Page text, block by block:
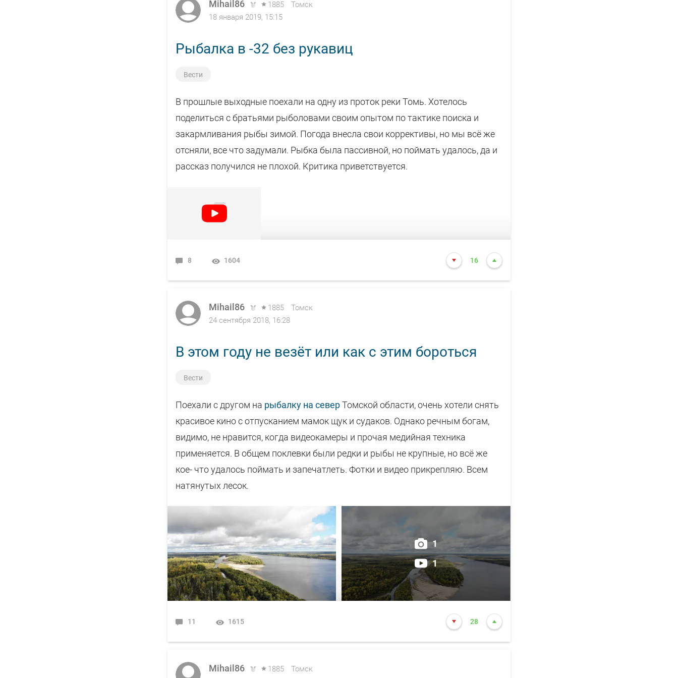
Mihail86 1885
Томск
18 января 2019, 15:15
Рыбалка в -32 без рукавиц
Вести
В прошлые выходные поехали на одну из проток реки Томь. Хотелось
поделиться с братьями рыболовами своим опытом по тактике поиска и
закармливания рыбы зимой. Погода внесла свои коррективы, но мы всё же
отсняли, все что задумали. Рыбка была пассивной, но поймать удалось, да и
рассказ получился не плохой. Критика приветствуется.
8 1604 16
Mihail86 1885
Томск
24 сентября 2018, 16:28
В этом году не везёт или как с этим бороться
Вести
Поехали с другом на рыбалку на северТомской области, очень хотели снять
красивое кино с отпусканием мамок щук и судаков. Однако речным богам,
видимо, не нравится, когда видеокамеры и прочая медийная техника
применяется. В общем поклевки были редки и рыбы не крупные, но всё же
кое- что удалось поймать и запечатлеть. Фотки и видео прикрепляю. Всем
натянутых лесок.
1
1
11 1615 28
Mihail86 1885
Томск